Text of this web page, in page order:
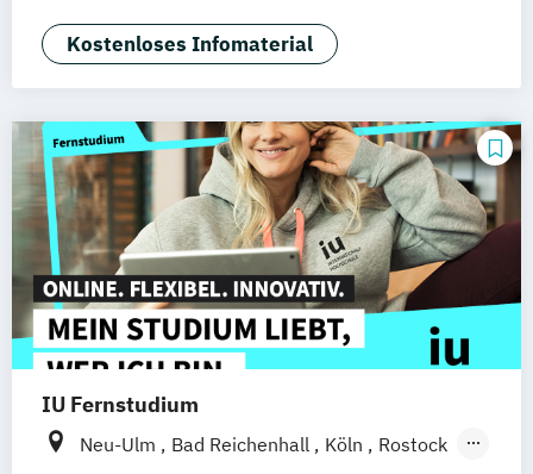
Frankfurt am Main Hamm Zürich
Betriebswirtschaft und Hotelmanagement
Kostenloses Infomaterial
IU Fernstudium
Neu-Ulm Bad Reichenhall Köln
Rostock